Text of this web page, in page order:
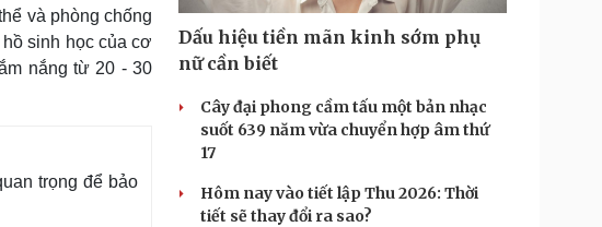
Du lịch
Tư vấn
Podcast
Đọc truyện đêm khuya
Cửa sổ tình yêu
và phòng chống
sinh học của cơ
nắng từ 20 - 30
trọng để bảo
Dấu hiệu tiền mãn kinh sớm phụ
nữ cần biết
Cây đại phong cầm tấu một bản nhạc
suốt 639 năm vừa chuyển hợp âm thứ
17
Hôm nay vào tiết lập Thu 2026: Thời
tiết sẽ thay đổi ra sao?